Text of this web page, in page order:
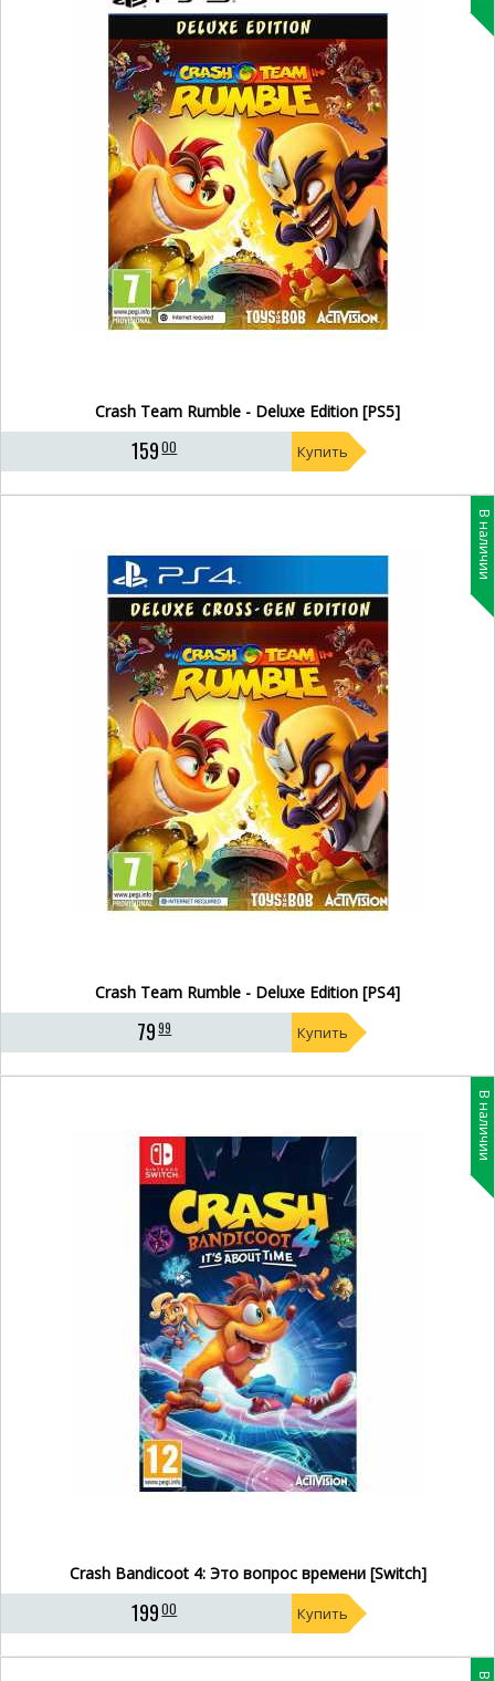
Crash Team Rumble - Deluxe Edition [PS5]
15900 Купить
В наличии
Crash Team Rumble - Deluxe Edition [PS4]
7999 Купить
В наличии
Crash Bandicoot 4: Это вопрос времени [Switch]
19900 Купить